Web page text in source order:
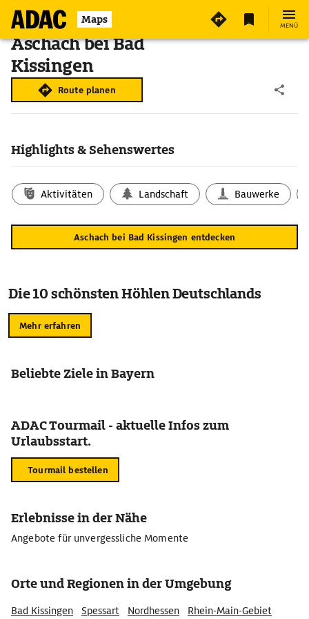
Maps MENÜ
Aschach bei Bad
Kissingen
Route planen
Highlights & Sehenswertes
Aktivitäten Landschaft Bauwerke
Aschach bei Bad Kissingen entdecken
Die 10 schönsten Höhlen Deutschlands
Mehr erfahren
Beliebte Ziele in Bayern
ADAC Tourmail - aktuelle Infos zum
Urlaubsstart.
Tourmail bestellen
Erlebnisse in der Nähe
Angebote für unvergessliche Momente
Orte und Regionen in der Umgebung
Bad Kissingen Spessart Nordhessen Rhein-Main-Gebiet